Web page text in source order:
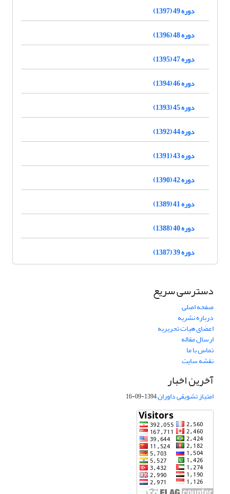
دوره 49 (1397)
دوره 48 (1396)
دوره 47 (1395)
دوره 46 (1394)
دوره 45 (1393)
دوره 44 (1392)
دوره 43 (1391)
دوره 42 (1390)
دوره 41 (1389)
دوره 40 (1388)
دوره 39 (1387)
دسترسی سریع
صفحه اصلی
درباره نشریه
اعضای هیات تحریریه
ارسال مقاله
تماس با ما
نقشه سایت
آخرین اخبار
امتیاز تشویقی داوران1394-09-16